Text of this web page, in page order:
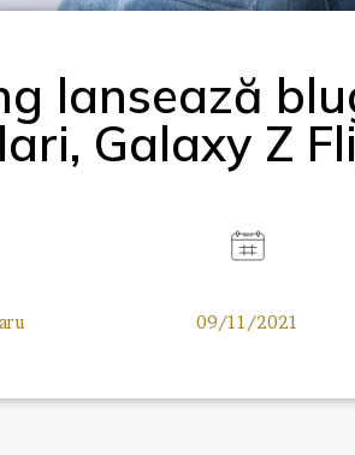
lansează
Galaxy Z
09/11/2021